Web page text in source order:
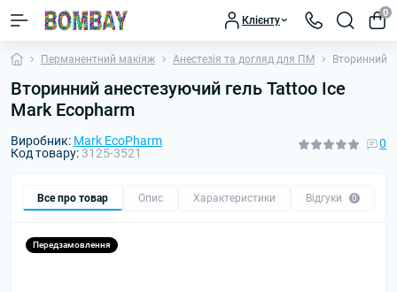
Клієнту
0
Перманентний макіяж Анестезія та догляд для ПМ Вторинний
Вторинний анестезуючий гель Tattoo Ice
Mark Ecopharm
Виробник: Mark EcoPharm
Код товару: 3125-3521
0
Все про товар Опис Характеристики Відгуки 0
Передзамовлення